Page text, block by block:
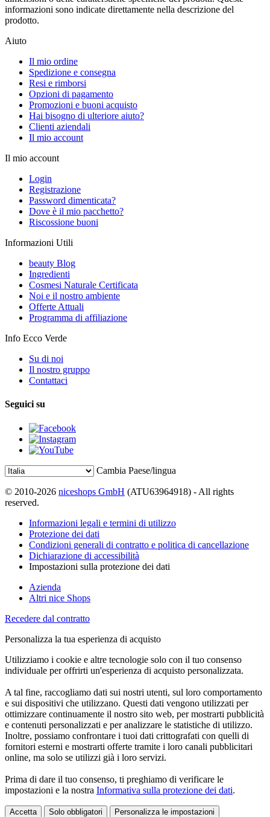
informazioni sono indicate direttamente nella descrizione del
prodotto.
Aiuto
Il mio ordine
Spedizione e consegna
Resi e rimborsi
Opzioni di pagamento
Promozioni e buoni acquisto
Hai bisogno di ulteriore aiuto?
Clienti aziendali
Il mio account
Il mio account
Login
Registrazione
Password dimenticata?
Dove è il mio pacchetto?
Riscossione buoni
Informazioni Utili
beauty Blog
Ingredienti
Cosmesi Naturale Certificata
Noi e il nostro ambiente
Offerte Attuali
Programma di affiliazione
Info Ecco Verde
Su di noi
Il nostro gruppo
Contattaci
Seguici su
Cambia Paese/lingua
© 2010-2026 niceshops GmbH (ATU63964918) - All rights
reserved.
Informazioni legali e termini di utilizzo
Protezione dei dati
Condizioni generali di contratto e politica di cancellazione
Dichiarazione di accessibilità
Impostazioni sulla protezione dei dati
Azienda
Altri nice Shops
Recedere dal contratto
Personalizza la tua esperienza di acquisto
Utilizziamo i cookie e altre tecnologie solo con il tuo consenso
individuale per offrirti un'esperienza di acquisto personalizzata.
A tal fine, raccogliamo dati sui nostri utenti, sul loro comportamento
e sui dispositivi che utilizzano. Questi dati vengono utilizzati per
ottimizzare continuamente il nostro sito web, per mostrarti pubblicità
e contenuti personalizzati e per analizzare le statistiche di utilizzo.
Inoltre, possiamo confrontare i tuoi dati crittografati con quelli di
fornitori esterni e mostrarti offerte tramite i loro canali pubblicitari
online, ma solo se utilizzi già i loro servizi.
Prima di dare il tuo consenso, ti preghiamo di verificare le
impostazioni e la nostra Informativa sulla protezione dei dati.
Accetta Solo obbligatori Personalizza le impostazioni